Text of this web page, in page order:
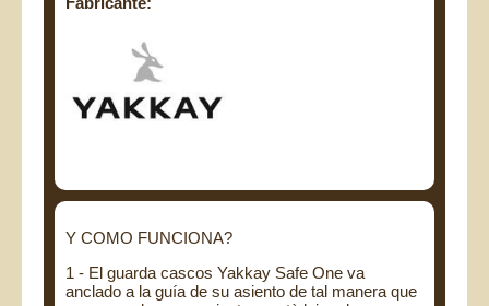
Y COMO FUNCIONA?
1 - El guarda cascos Yakkay Safe One va
anclado a la guía de su asiento de tal manera que